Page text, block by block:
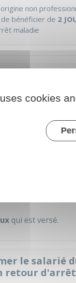
non
bénéficier de 2
maladie
de
par
: l'indemnité
totale perçue au
maladie
d'arrêt de
si le salarié
qui est versé.
le salarié
retour
cookies